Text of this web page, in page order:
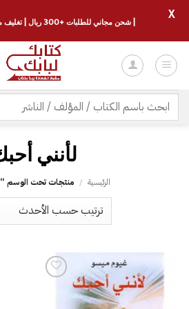
للمحتوى
البحث
عن:
الرئيسية / منتجات تحت الوسم “‎لأنني أحبك”
| شحن مجاني للطلبات +300 ريال | تغليف مجاني للطلبات +150 ريال |
X